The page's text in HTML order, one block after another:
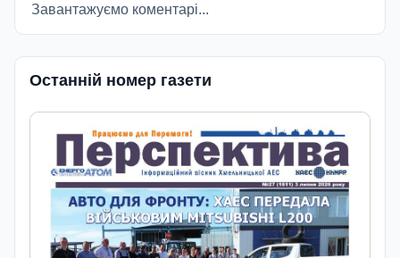
Завантажуємо коментарі...
Останній номер газети